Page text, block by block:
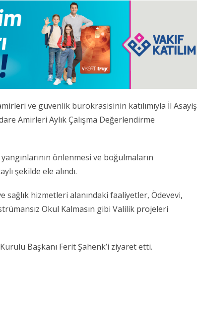
ve güvenlik bürokrasisinin katılımıyla İl Asayiş
Amirleri Aylık Çalışma Değerlendirme
önlenmesi ve boğulmaların
şekilde ele alındı.
sağlık hizmetleri alanındaki faaliyetler, Ödevevi,
Okul Kalmasın gibi Valilik projeleri
Başkanı Ferit Şahenk’i ziyaret etti.